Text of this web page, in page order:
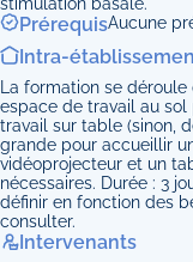
PrérequisAucune
Intra-
La formation se
espace de travail au
travail sur table (sinon,
grande pour accueillir
vidéoprojecteur et un
nécessaires. Durée : 3
définir en fonction des
consulter.
Intervenants